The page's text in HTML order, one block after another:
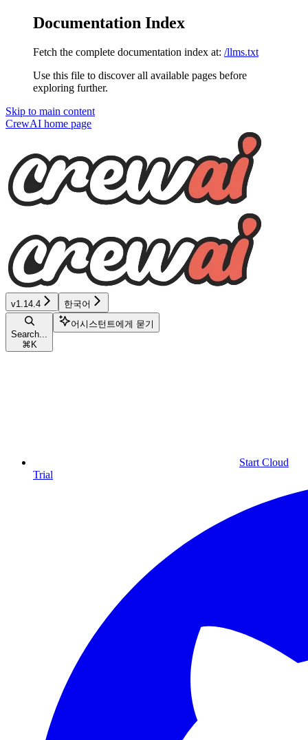
Documentation Index
Fetch the complete documentation index at: /llms.txt
Use this file to discover all available pages before
exploring further.
Skip to main content
CrewAI home page
v1.14.4 한국어
Search...
⌘ K
어시스턴트에게 묻기
Start Cloud
Trial